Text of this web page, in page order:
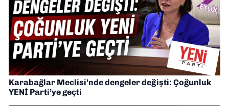
Karabağlar Meclisi’nde dengeler değişti: Çoğunluk
YENİ Parti’ye geçti